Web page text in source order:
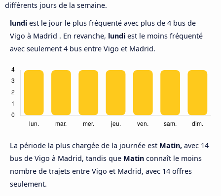
différents jours de la semaine.
lundi est le jour le plus fréquenté avec plus de 4 bus de
Vigo à Madrid . En revanche, lundi est le moins fréquenté
avec seulement 4 bus entre Vigo et Madrid.
La période la plus chargée de la journée est Matin, avec 14
bus de Vigo à Madrid, tandis que Matin connaît le moins
nombre de trajets entre Vigo et Madrid, avec 14 offres
seulement.